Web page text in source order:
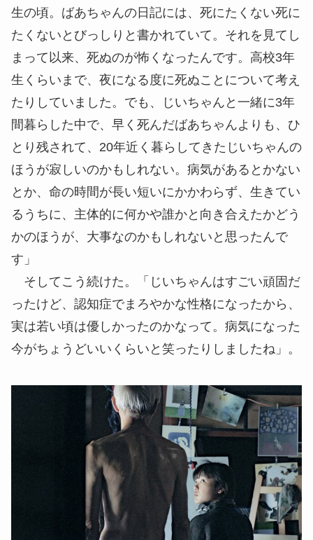
生の頃。ばあちゃんの日記には、死にたくない死に
たくないとびっしりと書かれていて。それを見てし
まって以来、死ぬのが怖くなったんです。高校3年
生くらいまで、夜になる度に死ぬことについて考え
たりしていました。でも、じいちゃんと一緒に3年
間暮らした中で、早く死んだばあちゃんよりも、ひ
とり残されて、20年近く暮らしてきたじいちゃんの
ほうが寂しいのかもしれない。病気があるとかない
とか、命の時間が長い短いにかかわらず、生きてい
るうちに、主体的に何かや誰かと向き合えたかどう
かのほうが、大事なのかもしれないと思ったんで
す」
そしてこう続けた。「じいちゃんはすごい頑固だ
ったけど、認知症でまろやかな性格になったから、
実は若い頃は優しかったのかなって。病気になった
今がちょうどいいくらいと笑ったりしましたね」。